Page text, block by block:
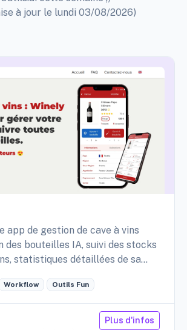
à jour le lundi 03/08/2026)
app de gestion de cave à vins
des bouteilles IA, suivi des stocks
statistiques détaillées de sa
Workflow Outils Fun
Plus d'infos